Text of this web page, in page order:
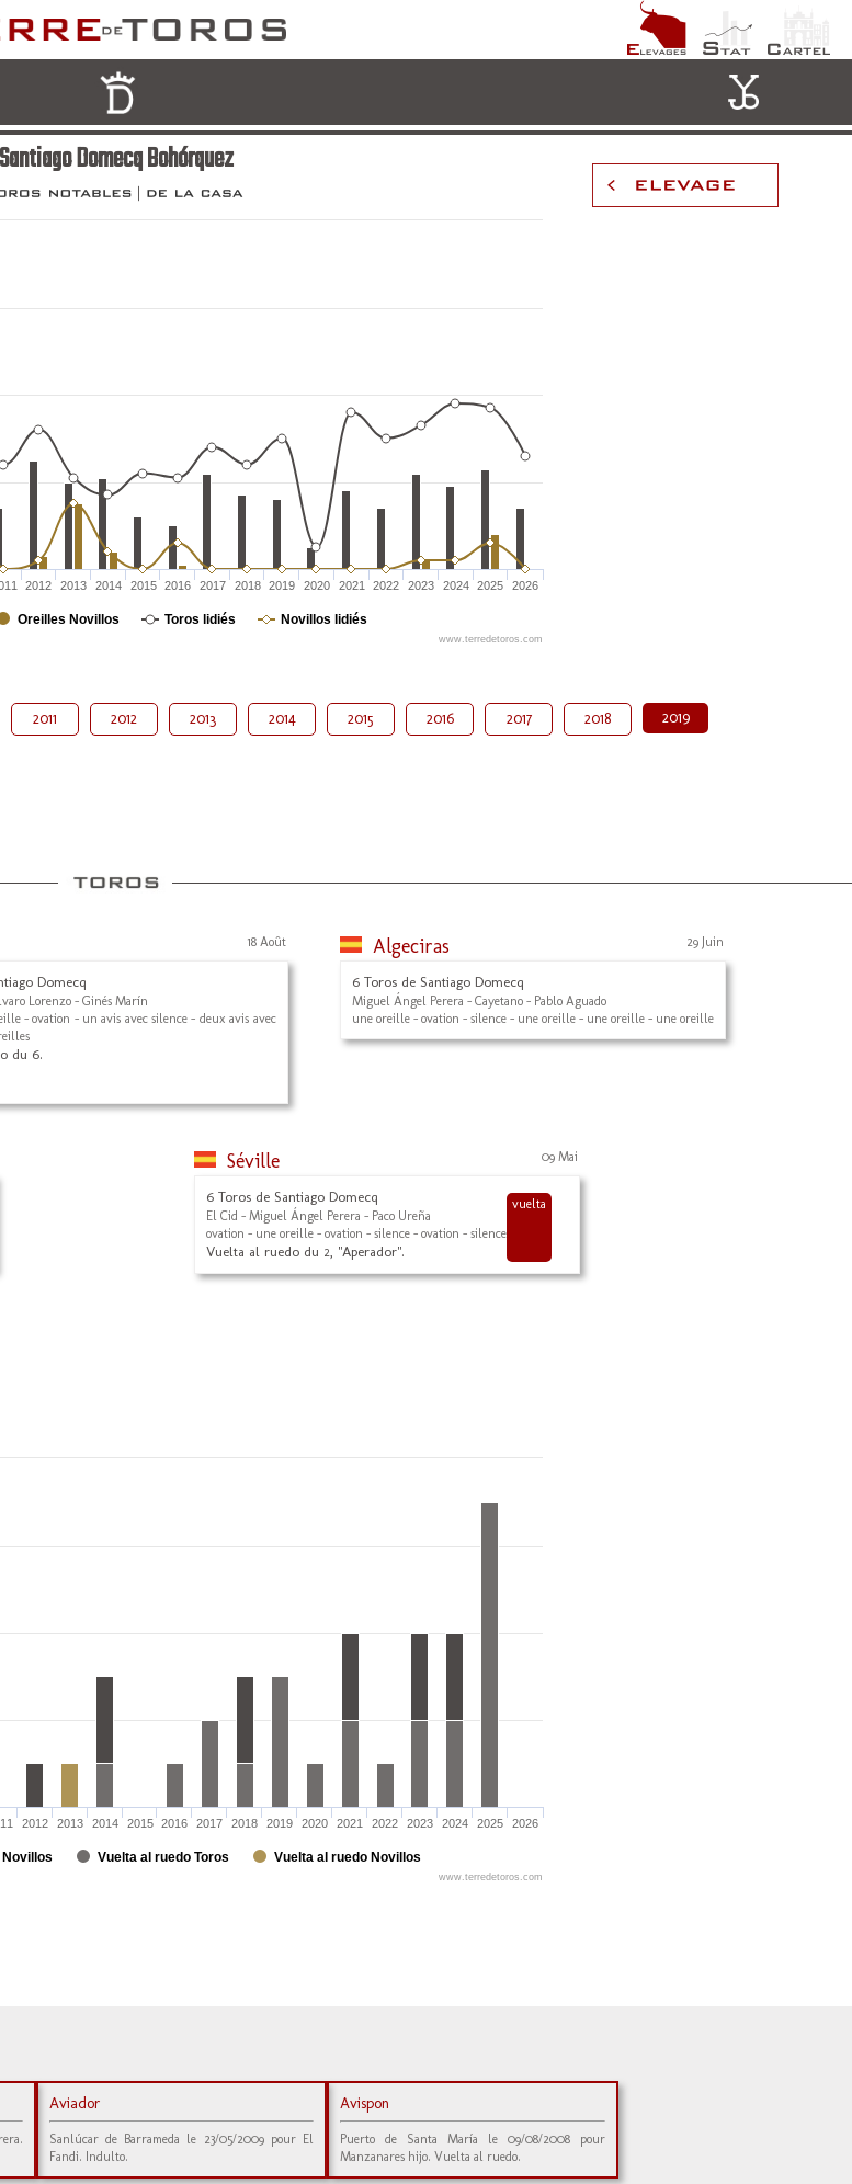
Santiago Domecq Bohórquez
Oreilles Novillos Toros lidiés Novillos lidiés
2012 2013 2014 2015 2016 2017 2018 2019 2020 2021 2022 2023 2024 2025 2026
www.terredetoros.com
2011 2012 2013 2014 2015 2016 2017 2018 2019
18 Août
Domecq
Lorenzo - Ginés Marín
- ovation - un avis avec silence - deux avis avec
du 6.
Algeciras 29 Juin
6 Toros de Santiago Domecq
Miguel Ángel Perera - Cayetano - Pablo Aguado
une oreille - ovation - silence - une oreille - une oreille - une oreille
Séville 09 Mai
6 Toros de Santiago Domecq
El Cid - Miguel Ángel Perera - Paco Ureña
ovation - une oreille - ovation - silence - ovation - silence
Vuelta al ruedo du 2, "Aperador".
vuelta
Novillos Vuelta al ruedo Toros Vuelta al ruedo Novillos
2012 2013 2014 2015 2016 2017 2018 2019 2020 2021 2022 2023 2024 2025 2026
www.terredetoros.com
Aviador
Sanlúcar de Barrameda le 23/05/2009 pour El
Fandi. Indulto.
Avispon
Puerto de Santa María le 09/08/2008 pour
Manzanares hijo. Vuelta al ruedo.